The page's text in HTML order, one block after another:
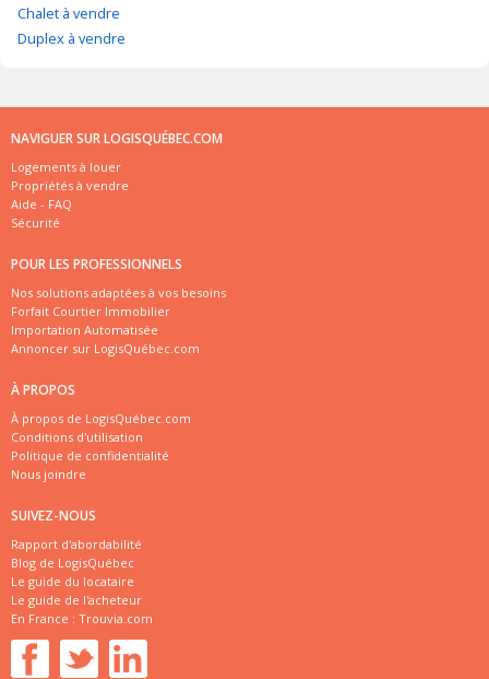
Chalet à vendre
Duplex à vendre
NAVIGUER SUR LOGISQUÉBEC.COM
Logements à louer
Propriétés à vendre
Aide - FAQ
Sécurité
POUR LES PROFESSIONNELS
Nos solutions adaptées à vos besoins
Forfait Courtier Immobilier
Importation Automatisée
Annoncer sur LogisQuébec.com
À PROPOS
À propos de LogisQuébec.com
Conditions d'utilisation
Politique de confidentialité
Nous joindre
SUIVEZ-NOUS
Rapport d'abordabilité
Blog de LogisQuébec
Le guide du locataire
Le guide de l'acheteur
En France : Trouvia.com